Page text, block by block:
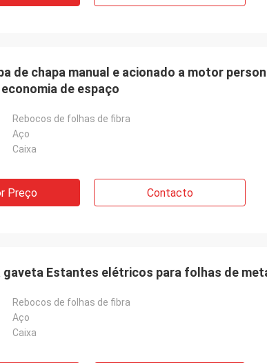
de chapa manual e acionado a motor
de espaço
Rebocos de folhas de fibra
Aço
Caixa
Preço Contacto
Estantes elétricos para folhas de
Rebocos de folhas de fibra
Aço
Caixa